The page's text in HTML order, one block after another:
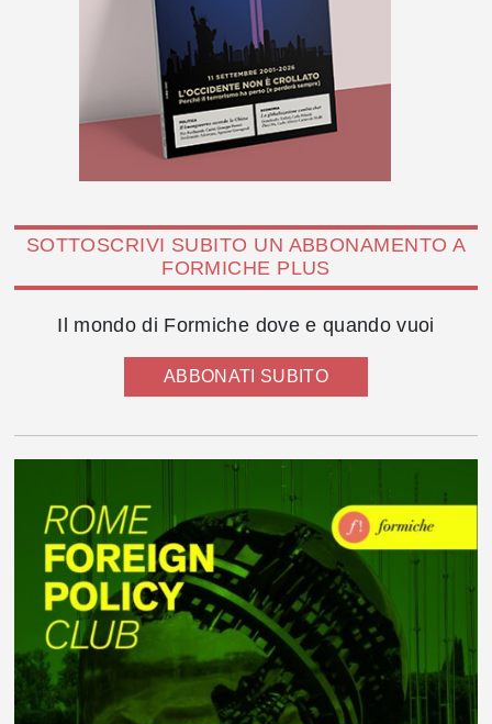
SOTTOSCRIVI SUBITO UN ABBONAMENTO A
FORMICHE PLUS
Il mondo di Formiche dove e quando vuoi
ABBONATI SUBITO